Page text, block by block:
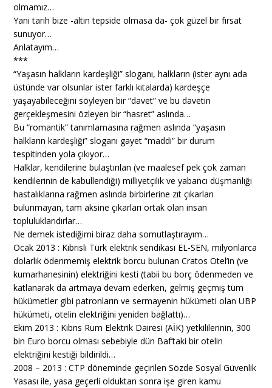
olmamız…
Yani tarih bize -altın tepside olmasa da- çok güzel bir fırsat
sunuyor…
Anlatayım…
***
“Yaşasın halkların kardeşliği” sloganı, halkların (ister aynı ada
üstünde var olsunlar ister farklı kıtalarda) kardeşçe
yaşayabileceğini söyleyen bir “davet” ve bu davetin
gerçekleşmesini özleyen bir “hasret” aslında…
Bu “romantik” tanımlamasına rağmen aslında “yaşasın
halkların kardeşliği” sloganı gayet “maddi” bir durum
tespitinden yola çıkıyor…
Halklar, kendilerine bulaştırılan (ve maalesef pek çok zaman
kendilerinin de kabullendiği) milliyetçilik ve yabancı düşmanlığı
hastalıklarına rağmen aslında birbirlerine zıt çıkarları
bulunmayan, tam aksine çıkarları ortak olan insan
topluluklarıdırlar…
Ne demek istediğimi biraz daha somutlaştırayım…
Ocak 2013 : Kıbrıslı Türk elektrik sendikası EL-SEN, milyonlarca
dolarlık ödenmemiş elektrik borcu bulunan Cratos Otel’in (ve
kumarhanesinin) elektriğini kesti (tabii bu borç ödenmeden ve
katlanarak da artmaya devam ederken, gelmiş geçmiş tüm
hükümetler gibi patronların ve sermayenin hükümeti olan UBP
hükümeti, otelin elektriğini yeniden bağlattı)…
Ekim 2013 : Kıbrıs Rum Elektrik Dairesi (AİK) yetkililerinin, 300
bin Euro borcu olması sebebiyle dün Baf’taki bir otelin
elektriğini kestiği bildirildi…
2008 – 2013 : CTP döneminde geçirilen Sözde Sosyal Güvenlik
Yasası ile, yasa geçerli olduktan sonra işe giren kamu